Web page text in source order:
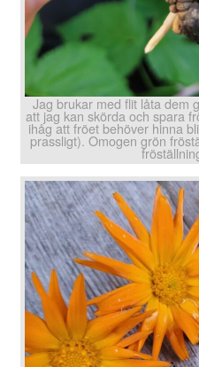
Jag brukar med flit låta dem
att jag kan skörda och spara
ihåg att fröet behöver hinna
prassligt). Omogen grön